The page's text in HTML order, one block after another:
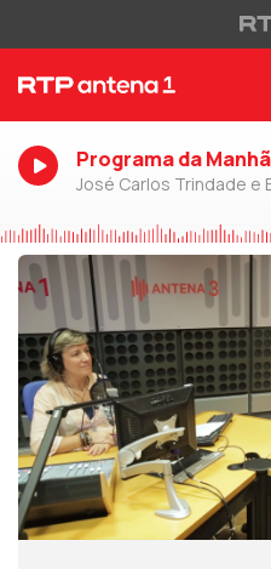
Programa da Manhã
José Carlos Trindade e